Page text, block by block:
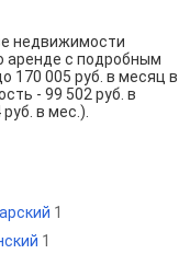
недвижимости
аренде с подробным
170 005 руб. в месяц в
- 99 502 руб. в
в мес.).
1
1